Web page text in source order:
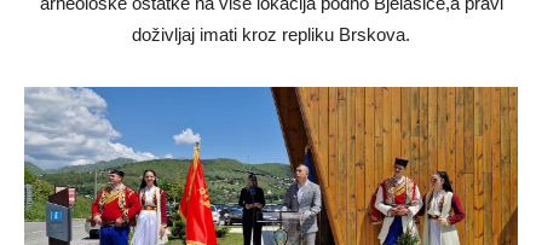
doživljaj imati kroz repliku Brskova.